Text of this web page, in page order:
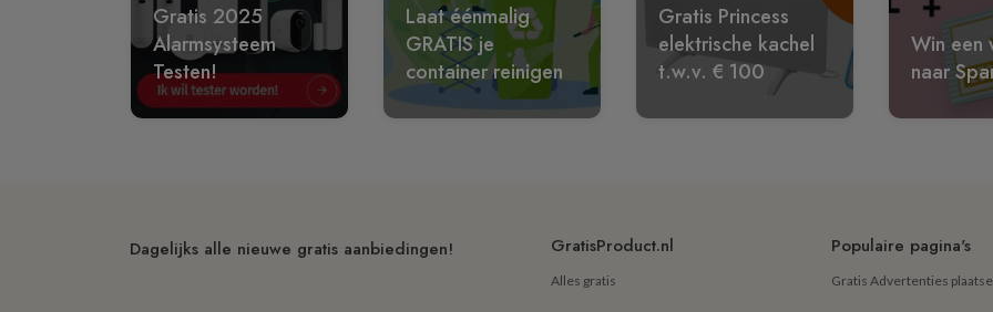
Gratis 2025
Alarmsysteem
Testen!
Laat éénmalig
GRATIS je
container reinigen
Gratis Princess
elektrische kachel
t.w.v. € 100
Win een
naar
Dagelijks alle nieuwe gratis aanbiedingen! GratisProduct.nl
Alles gratis
Populaire pagina's
Gratis Advertenties